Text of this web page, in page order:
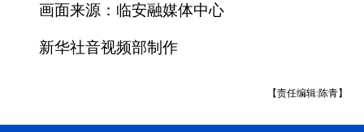
画面来源：临安融媒体中心
新华社音视频部制作
【责任编辑:陈青】